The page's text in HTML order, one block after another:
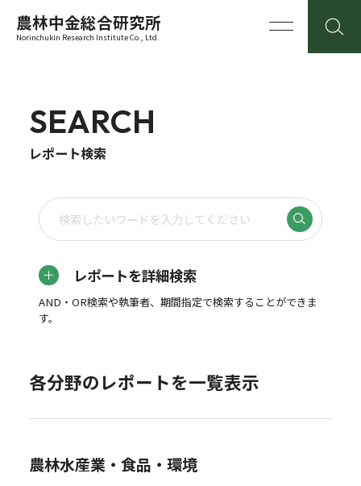
農林中金総合研究所
Norinchukin Research Institute Co., Ltd.
SEARCH
レポート検索
レポートを詳細検索
AND・OR検索や執筆者、期間指定で検索することができま
す。
各分野のレポートを一覧表示
農林水産業・食品・環境